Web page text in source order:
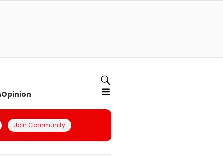
Opinion
Join Community